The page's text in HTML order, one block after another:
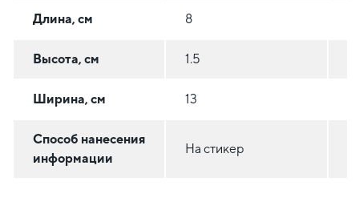
Длина, см 8
Высота, см 1.5
Ширина, см 13
Способ нанесения
информации
На стикер